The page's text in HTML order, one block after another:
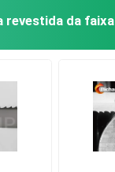
revestida da faixa